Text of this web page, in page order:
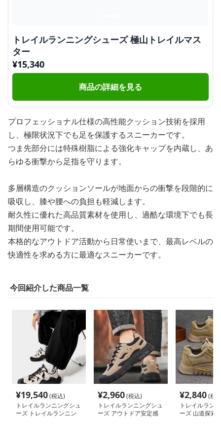
トレイルランニングシューズ 極山トレイルマス
ター
¥15,340
商品の詳細を見る
プロフェッショナル仕様の高性能クッション技術を採用
し、極限状況下でも足を保護するスニーカーです。
つま先部分には特殊樹脂による強化キャップを内蔵し、あ
らゆる衝撃から足指を守ります。
多層構造のクッションソールが地面からの衝撃を段階的に
吸収し、膝や腰への負担も軽減します。
耐久性に優れた高品質素材を使用し、過酷な環境下でも長
期間使用可能です。
本格的なアウトドア活動から日常使いまで、最高レベルの
快適性を求める方に最適なスニーカーです。
今回紹介した商品一覧
¥19,540(税込)
トレイルランニングシュ
ーズ トレイルランニン
¥2,960(税込)
トレイルランニングシュ
ーズ アウトドア安定感
¥2,840(税
トレイルラン
ーズ 山道探索